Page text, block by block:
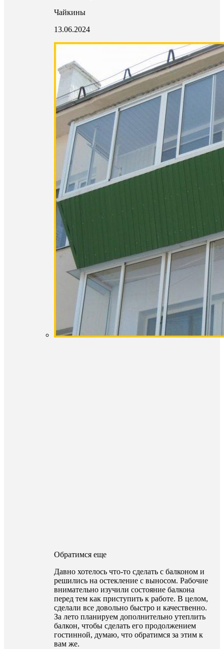
Чайкины
13.06.2024
Обратимся еще
Давно хотелось что-то сделать с балконом и
решились на остекление с выносом. Рабочие
внимательно изучили состояние балкона
перед тем как приступить к работе. В целом,
сделали все довольно быстро и качественно.
За лето планируем дополнительно утеплить
балкон, чтобы сделать его продолжением
гостинной, думаю, что обратимся за этим к
вам же.